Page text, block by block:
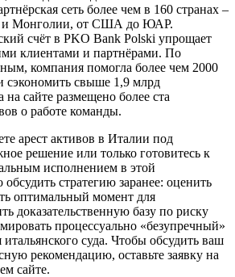
сеть более чем в 160 странах –
и Монголии, от США до ЮАР.
счёт в PKO Bank Polski упрощает
клиентами и партнёрами. По
компания помогла более чем 2000
сэкономить свыше 1,9 млрд
на сайте размещено более ста
о работе команды.
арест активов в Италии под
решение или только готовитесь к
исполнением в этой
стратегию заранее: оценить
оптимальный момент для
доказательственную базу по риску
процессуально «безупречный»
суда. Чтобы обсудить ваш
рекомендацию, оставьте заявку на
сайте.